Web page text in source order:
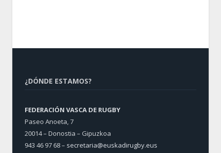
¿DÓNDE ESTAMOS?
FEDERACIÓN VASCA DE RUGBY
Paseo Anoeta, 7
20014 – Donostia – Gipuzkoa
943 46 97 68 – secretaria@euskadirugby.eus